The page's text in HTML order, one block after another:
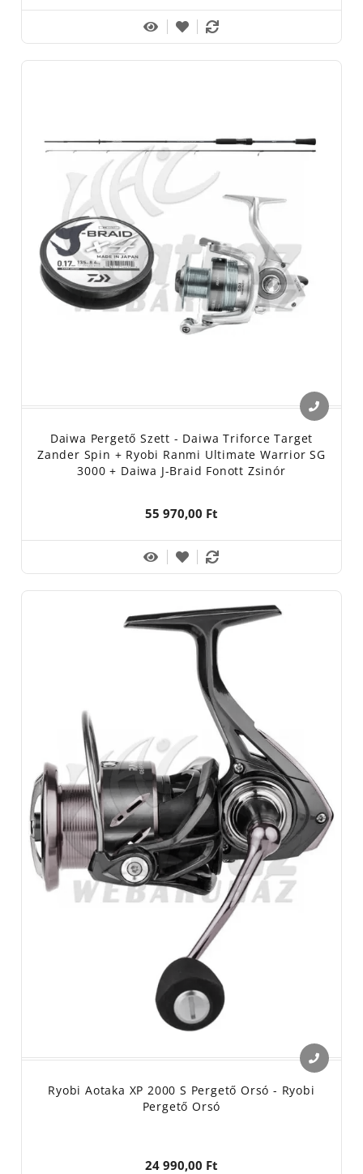
Daiwa Pergető Szett - Daiwa Triforce Target
Zander Spin + Ryobi Ranmi Ultimate Warrior SG
3000 + Daiwa J-Braid Fonott Zsinór
55 970,00 Ft
Ryobi Aotaka XP 2000 S Pergető Orsó - Ryobi
Pergető Orsó
24 990,00 Ft